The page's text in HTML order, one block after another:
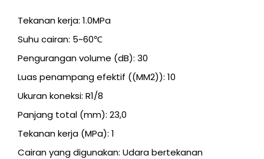
Tekanan kerja: 1.0MPa
Suhu cairan: 5~60℃
Pengurangan volume (dB): 30
Luas penampang efektif ((MM2)): 10
Ukuran koneksi: R1/8
Panjang total (mm): 23,0
Tekanan kerja (MPa): 1
Cairan yang digunakan: Udara bertekanan